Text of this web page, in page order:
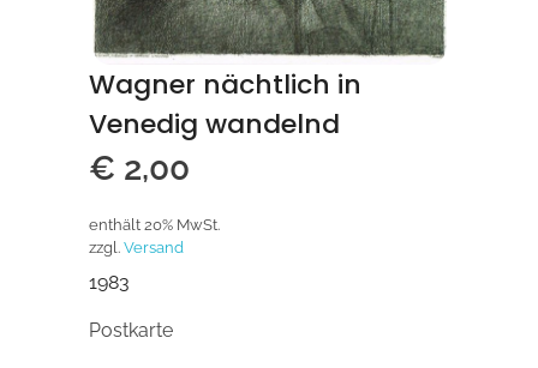
Wagner nächtlich in
Venedig wandelnd
€ 2,00
enthält 20% MwSt.
zzgl. Versand
1983
Postkarte